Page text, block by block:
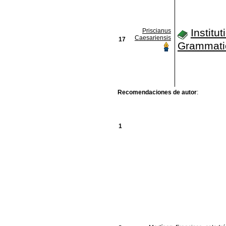
17
Priscianus
Caesariensis
Recomendaciones de autor:
1